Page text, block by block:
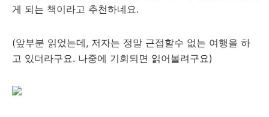
게 되는 책이라고 추천하네요.
(앞부분 읽었는데, 저자는 정말 근접할수 없는 여행을 하
고 있더라구요. 나중에 기회되면 읽어볼려구요)